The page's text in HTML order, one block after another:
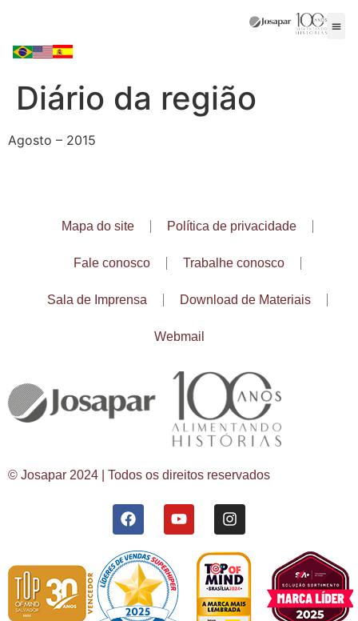
Diário da região
Agosto – 2015
Mapa do site Política de privacidade
Fale conosco Trabalhe conosco
Sala de Imprensa Download de Materiais
Webmail
© Josapar 2024 | Todos os direitos reservados